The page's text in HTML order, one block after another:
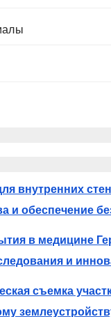
внутренних
и обеспечение
в медицине
и
съемка